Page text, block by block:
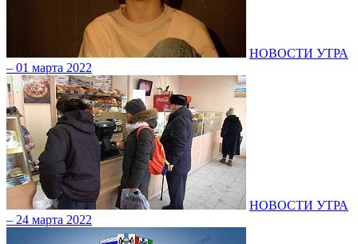
НОВОСТИ УТРА
– 01 марта 2022
НОВОСТИ УТРА
– 24 марта 2022